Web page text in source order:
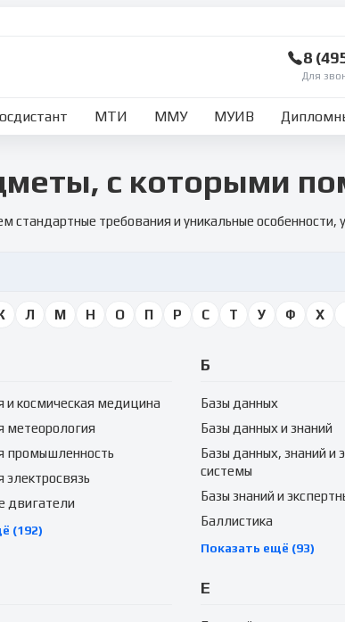
8
Для
МТИ ММУ МУИВ
с которыми
стандартные требования и уникальные особенности,
Л М Н О П Р С Т У Ф Х
и космическая медицина
метеорология
промышленность
двигатели
(192)
Б
Базы данных
Базы данных и знаний
Базы данных, знаний и
системы
Базы знаний и
Баллистика
Показать ещё (93)
Е